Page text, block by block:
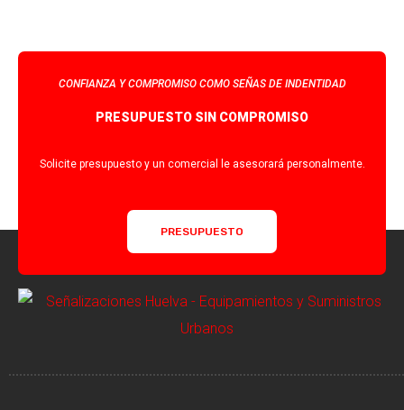
CONFIANZA Y COMPROMISO COMO SEÑAS DE INDENTIDAD
PRESUPUESTO SIN COMPROMISO
Solicite presupuesto y un comercial le asesorará personalmente.
PRESUPUESTO